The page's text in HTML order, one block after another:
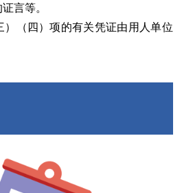
言等。
）（四）项的有关凭证由用人单位